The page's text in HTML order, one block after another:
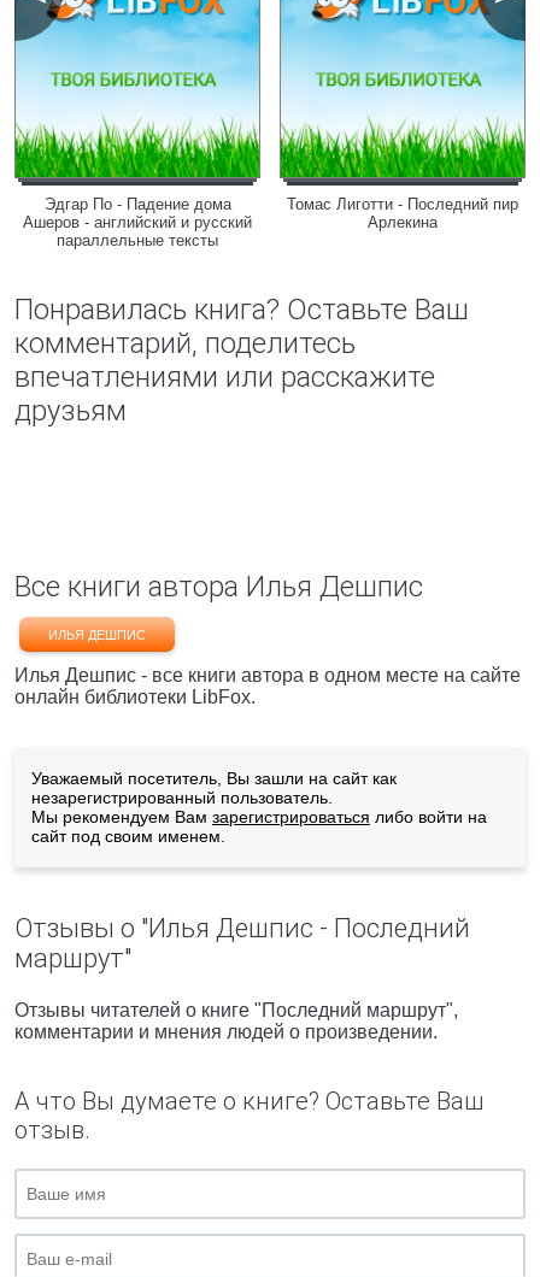
Эдгар По - Падение дома
Ашеров - английский и русский
параллельные тексты
Томас Лиготти - Последний пир
Арлекина
Понравилась книга? Оставьте Ваш
комментарий, поделитесь
впечатлениями или расскажите
друзьям
Все книги автора Илья Дешпис
ИЛЬЯ ДЕШПИС
Илья Дешпис - все книги автора в одном месте на сайте
онлайн библиотеки LibFox.
Уважаемый посетитель, Вы зашли на сайт как
незарегистрированный пользователь.
Мы рекомендуем Вам зарегистрироваться либо войти на
сайт под своим именем.
Отзывы о "Илья Дешпис - Последний
маршрут"
Отзывы читателей о книге "Последний маршрут",
комментарии и мнения людей о произведении.
А что Вы думаете о книге? Оставьте Ваш
отзыв.